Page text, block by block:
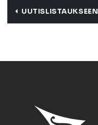
UUTISLISTAUKSEEN